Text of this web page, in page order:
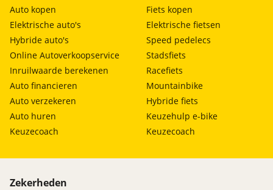
Auto kopen
Elektrische auto's
Hybride auto's
Online Autoverkoopservice
Inruilwaarde berekenen
Auto financieren
Auto verzekeren
Auto huren
Keuzecoach
Fiets kopen
Elektrische fietsen
Speed pedelecs
Stadsfiets
Racefiets
Mountainbike
Hybride fiets
Keuzehulp e-bike
Keuzecoach
Zekerheden